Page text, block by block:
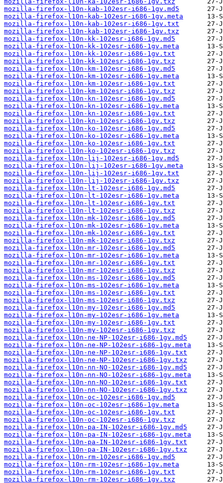
mozilla-firefox-l10n-kab-102esr-i686-1gv.md5
mozilla-firefox-l10n-kab-102esr-i686-1gv.meta
mozilla-firefox-l10n-kab-102esr-i686-1gv.txt
mozilla-firefox-l10n-kab-102esr-i686-1gv.txz
mozilla-firefox-l10n-kk-102esr-i686-1gv.md5
mozilla-firefox-l10n-kk-102esr-i686-1gv.meta
mozilla-firefox-l10n-kk-102esr-i686-1gv.txt
mozilla-firefox-l10n-kk-102esr-i686-1gv.txz
mozilla-firefox-l10n-km-102esr-i686-1gv.md5
mozilla-firefox-l10n-km-102esr-i686-1gv.meta
mozilla-firefox-l10n-km-102esr-i686-1gv.txt
mozilla-firefox-l10n-km-102esr-i686-1gv.txz
mozilla-firefox-l10n-kn-102esr-i686-1gv.md5
mozilla-firefox-l10n-kn-102esr-i686-1gv.meta
mozilla-firefox-l10n-kn-102esr-i686-1gv.txt
mozilla-firefox-l10n-kn-102esr-i686-1gv.txz
mozilla-firefox-l10n-ko-102esr-i686-1gv.md5
mozilla-firefox-l10n-ko-102esr-i686-1gv.meta
mozilla-firefox-l10n-ko-102esr-i686-1gv.txt
mozilla-firefox-l10n-ko-102esr-i686-1gv.txz
mozilla-firefox-l10n-lij-102esr-i686-1gv.md5
mozilla-firefox-l10n-lij-102esr-i686-1gv.meta
mozilla-firefox-l10n-lij-102esr-i686-1gv.txt
mozilla-firefox-l10n-lij-102esr-i686-1gv.txz
mozilla-firefox-l10n-lt-102esr-i686-1gv.md5
mozilla-firefox-l10n-lt-102esr-i686-1gv.meta
mozilla-firefox-l10n-lt-102esr-i686-1gv.txt
mozilla-firefox-l10n-lt-102esr-i686-1gv.txz
mozilla-firefox-l10n-mk-102esr-i686-1gv.md5
mozilla-firefox-l10n-mk-102esr-i686-1gv.meta
mozilla-firefox-l10n-mk-102esr-i686-1gv.txt
mozilla-firefox-l10n-mk-102esr-i686-1gv.txz
mozilla-firefox-l10n-mr-102esr-i686-1gv.md5
mozilla-firefox-l10n-mr-102esr-i686-1gv.meta
mozilla-firefox-l10n-mr-102esr-i686-1gv.txt
mozilla-firefox-l10n-mr-102esr-i686-1gv.txz
mozilla-firefox-l10n-ms-102esr-i686-1gv.md5
mozilla-firefox-l10n-ms-102esr-i686-1gv.meta
mozilla-firefox-l10n-ms-102esr-i686-1gv.txt
mozilla-firefox-l10n-ms-102esr-i686-1gv.txz
mozilla-firefox-l10n-my-102esr-i686-1gv.md5
mozilla-firefox-l10n-my-102esr-i686-1gv.meta
mozilla-firefox-l10n-my-102esr-i686-1gv.txt
mozilla-firefox-l10n-my-102esr-i686-1gv.txz
mozilla-firefox-l10n-ne-NP-102esr-i686-1gv.md5
mozilla-firefox-l10n-ne-NP-102esr-i686-1gv.meta
mozilla-firefox-l10n-ne-NP-102esr-i686-1gv.txt
mozilla-firefox-l10n-ne-NP-102esr-i686-1gv.txz
mozilla-firefox-l10n-nn-NO-102esr-i686-1gv.md5
mozilla-firefox-l10n-nn-NO-102esr-i686-1gv.meta
mozilla-firefox-l10n-nn-NO-102esr-i686-1gv.txt
mozilla-firefox-l10n-nn-NO-102esr-i686-1gv.txz
mozilla-firefox-l10n-oc-102esr-i686-1gv.md5
mozilla-firefox-l10n-oc-102esr-i686-1gv.meta
mozilla-firefox-l10n-oc-102esr-i686-1gv.txt
mozilla-firefox-l10n-oc-102esr-i686-1gv.txz
mozilla-firefox-l10n-pa-IN-102esr-i686-1gv.md5
mozilla-firefox-l10n-pa-IN-102esr-i686-1gv.meta
mozilla-firefox-l10n-pa-IN-102esr-i686-1gv.txt
mozilla-firefox-l10n-pa-IN-102esr-i686-1gv.txz
mozilla-firefox-l10n-rm-102esr-i686-1gv.md5
mozilla-firefox-l10n-rm-102esr-i686-1gv.meta
mozilla-firefox-l10n-rm-102esr-i686-1gv.txt
mozilla-firefox-l10n-rm-102esr-i686-1gv.txz